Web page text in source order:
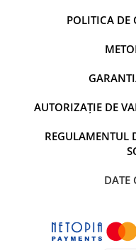
POLITICA DE
AUTORIZAȚIE DE
REGULAMENTUL
DATE